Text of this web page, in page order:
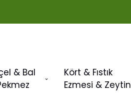
& Bal
Kört & Fıstık
Ezmesi & Zeytin